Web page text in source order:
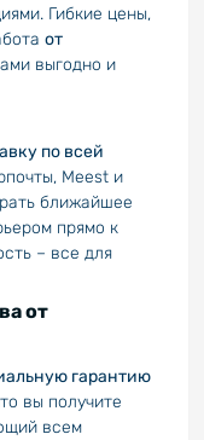
Гибкие цены,
от
выгодно и
по всей
Meest и
ближайшее
прямо к
– все для
от
гарантию
вы получите
всем